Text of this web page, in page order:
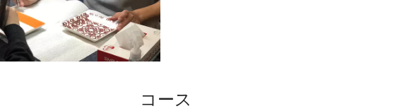
コース